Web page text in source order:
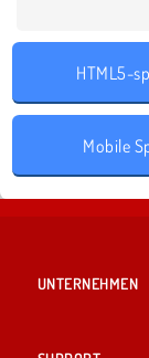
HTML5-
Mobile
UNTERNEHMEN